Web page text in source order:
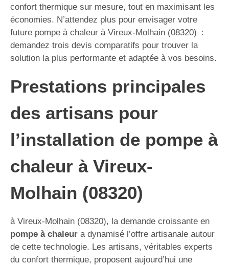
confort thermique sur mesure, tout en maximisant les
économies. N’attendez plus pour envisager votre
future pompe à chaleur à Vireux-Molhain (08320) :
demandez trois devis comparatifs pour trouver la
solution la plus performante et adaptée à vos besoins.
Prestations principales
des artisans pour
l’installation de pompe à
chaleur à Vireux-
Molhain (08320)
à Vireux-Molhain (08320), la demande croissante en
pompe à chaleur a dynamisé l’offre artisanale autour
de cette technologie. Les artisans, véritables experts
du confort thermique, proposent aujourd’hui une